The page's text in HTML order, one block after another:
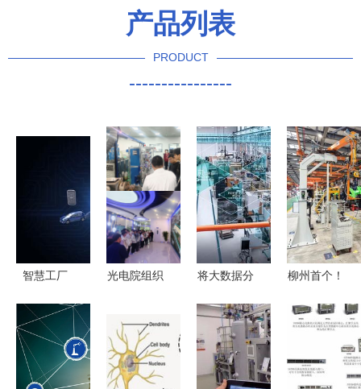
产品列表
PRODUCT
----------------
智慧工厂
塑制造业的
新风景
光电院组织
光通开展院
企观摩活动
聚焦网络技
将大数据分
到工厂网络
边缘 网络
技术的新前
柳州首个！
5G工厂名
录》公示，
网络技术赋